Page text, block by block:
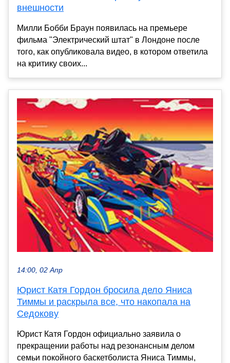
внешности
Милли Бобби Браун появилась на премьере
фильма "Электрический штат" в Лондоне после
того, как опубликовала видео, в котором ответила
на критику своих...
14:00, 02 Апр
Юрист Катя Гордон бросила дело Яниса
Тиммы и раскрыла все, что накопала на
Седокову
Юрист Катя Гордон официально заявила о
прекращении работы над резонансным делом
семьи покойного баскетболиста Яниса Тиммы,